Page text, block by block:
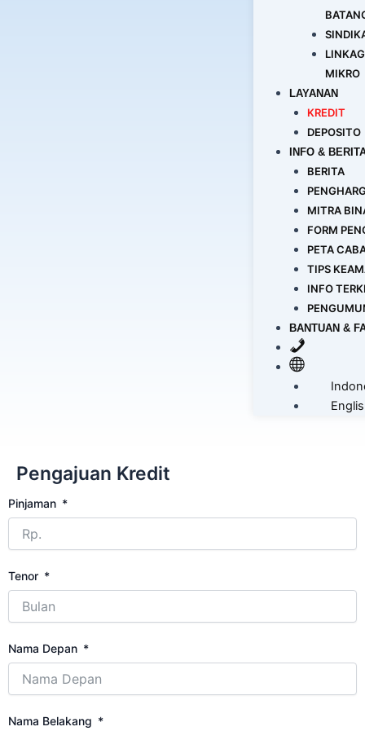
MIKRO
LAYANAN
KREDIT
DEPOSITO
INFO &
BERITA
MITRA
FORM
PETA
TIPS
INFO
BANTUAN &
Pengajuan Kredit
Pinjaman
Tenor
Nama Depan
Nama Belakang